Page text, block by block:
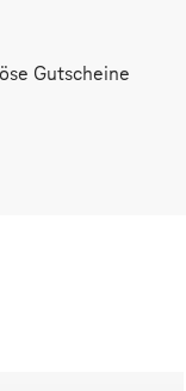
Gutscheine